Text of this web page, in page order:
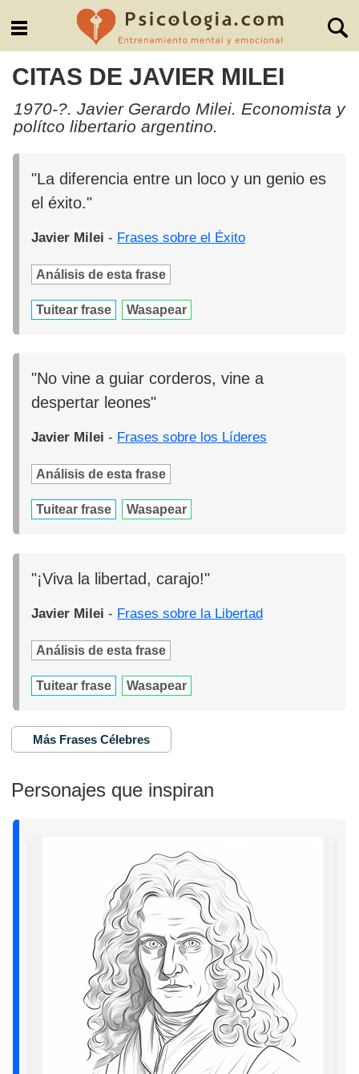
CITAS DE JAVIER MILEI
1970-?. Javier Gerardo Milei. Economista y
polítco libertario argentino.
"La diferencia entre un loco y un genio es
el éxito."
Javier Milei - Frases sobre el Éxito
Análisis de esta frase
Tuitear frase Wasapear
"No vine a guiar corderos, vine a
despertar leones"
Javier Milei - Frases sobre los Líderes
Análisis de esta frase
Tuitear frase Wasapear
"¡Viva la libertad, carajo!"
Javier Milei - Frases sobre la Libertad
Análisis de esta frase
Tuitear frase Wasapear
Más Frases Célebres
Personajes que inspiran